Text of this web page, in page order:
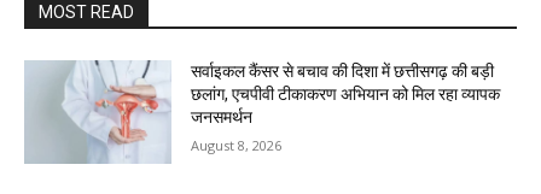
MOST READ
सर्वाइकल कैंसर से बचाव की दिशा में छत्तीसगढ़ की बड़ी
छलांग, एचपीवी टीकाकरण अभियान को मिल रहा व्यापक
जनसमर्थन
August 8, 2026